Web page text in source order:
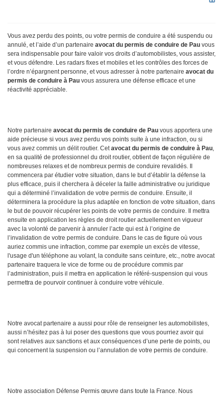
Vous avez perdu des points, ou votre permis de conduire a été suspendu ou
annulé, et l’aide d’un partenaire avocat du permis de conduire de Pau vous
sera indispensable pour faire valoir vos droits d’automobilistes, vous assister,
et vous défendre. Les radars fixes et mobiles et les contrôles des forces de
l’ordre n’épargnent personne, et vous adresser à notre partenaire avocat du
permis de conduire à Pau vous assurera une défense efficace et une
réactivité appréciable.
Notre partenaire avocat du permis de conduire de Pau vous apportera une
aide précieuse si vous avez perdu vos points suite à une infraction, ou si
vous avez commis un délit routier. Cetavocat du permis de conduire à Pau,
en sa qualité de professionnel du droit routier, obtient de façon régulière de
nombreuses relaxes et de nombreux permis de conduire revalidés. Il
commencera par étudier votre situation, dans le but d’établir la défense la
plus efficace, puis il cherchera à déceler la faille administrative ou juridique
qui a déterminé l’invalidation de votre permis de conduire. Ensuite, il
déterminera la procédure la plus adaptée en fonction de votre situation, dans
le but de pouvoir récupérer les points de votre permis de conduire. Il mettra
ensuite en application les règles de droit routier actuellement en vigueur
avec la volonté de parvenir à annuler l’acte qui est à l’origine de
l’invalidation de votre permis de conduire. Dans le cas de figure où vous
auriez commis une infraction, comme par exemple un excès de vitesse,
l'usage d'un téléphone au volant, la conduite sans ceinture, etc., notre avocat
partenaire traquera le vice de forme ou de procédure commis par
l’administration, puis il mettra en application le référé-suspension qui vous
permettra de pourvoir continuer à conduire votre véhicule.
Notre avocat partenaire a aussi pour rôle de renseigner les automobilistes,
aussi n’hésitez pas à lui poser des questions que vous pourriez avoir qui
sont relatives aux sanctions et aux conséquences d’une perte de points, ou
qui concernent la suspension ou l’annulation de votre permis de conduire.
Notre association Défense Permis œuvre dans toute la France. Nous